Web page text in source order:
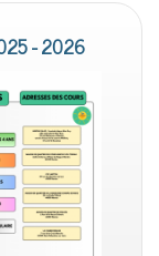
- 2026